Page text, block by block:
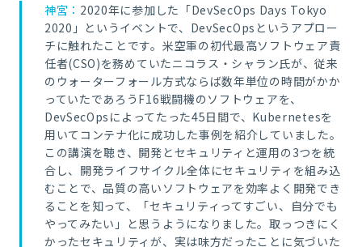
神宮： 2020年に参加した「DevSecOps Days Tokyo
2020」というイベントで、DevSecOpsというアプロー
チに触れたことです。米空軍の初代最高ソフトウェア責
任者(CSO)を務めていたニコラス・シャラン氏が、従来
のウォーターフォール方式ならば数年単位の時間がかか
っていたであろうF16戦闘機のソフトウェアを、
DevSecOpsによってたった45日間で、Kubernetesを
用いてコンテナ化に成功した事例を紹介していました。
この講演を聴き、開発とセキュリティと運用の3つを統
合し、開発ライフサイクル全体にセキュリティを組み込
むことで、品質の高いソフトウェアを効率よく開発でき
ることを知って、「セキュリティってすごい、自分でも
やってみたい」と思うようになりました。取っつきにく
かったセキュリティが、実は味方だったことに気づいた